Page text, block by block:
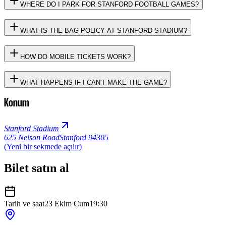
WHERE DO I PARK FOR STANFORD FOOTBALL GAMES?
WHAT IS THE BAG POLICY AT STANFORD STADIUM?
HOW DO MOBILE TICKETS WORK?
WHAT HAPPENS IF I CAN'T MAKE THE GAME?
Konum
Stanford Stadium
625 Nelson RoadStanford 94305
(Yeni bir sekmede açılır)
Bilet satın al
Tarih ve saat23 Ekim Cum19:30